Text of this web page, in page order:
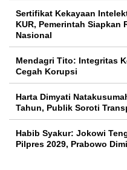
Sertifikat Kekayaan
KUR, Pemerintah Siapkan
Nasional
Mendagri Tito: Integritas
Cegah Korupsi
Harta Dimyati
Tahun, Publik Soroti
Habib Syakur: Jokowi
Pilpres 2029, Prabowo